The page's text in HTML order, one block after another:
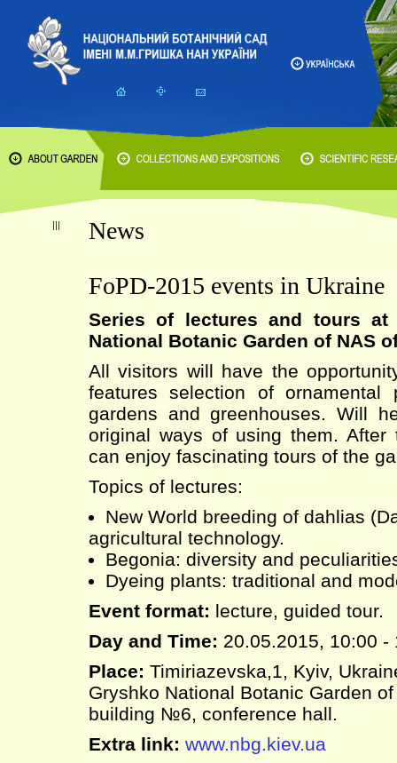
News
FoPD-2015 events in Ukraine
Series of lectures and tours at
National Botanic Garden of NAS
All visitors will have the
features selection of
gardens and greenhouses. Will
original ways of using them. After
can enjoy fascinating tours of the
Topics of lectures:
New World breeding of dahlias
agricultural technology.
Begonia: diversity and
Dyeing plants: traditional and
Event format: lecture, guided tour.
Day and Time: 20.05.2015, 10:00 -
Place: Timiriazevska,1, Kyiv,
Gryshko National Botanic Garden
building №6, conference hall.
Extra link: www.nbg.kiev.ua